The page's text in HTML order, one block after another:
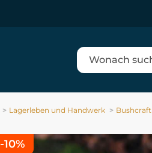
Lagerleben und Handwerk Bushcraft
-10%